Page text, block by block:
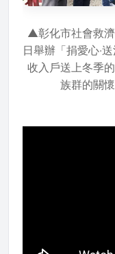
▲彰化市社會救
日舉辦「捐愛心‧
收入戶送上冬季
族群的關